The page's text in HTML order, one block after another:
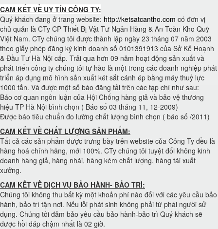
CAM KẾT VỀ UY TÍN CÔNG TY:
Quý khách đang ở trang website: http://ketsatcantho.com có đơn vị
chủ quản là CTy CP Thiết Bị Vật Tư Ngân Hàng & An Toàn Kho Quỹ
Việt Nam. CTy chúng tôi được thành lập ngày 23 tháng 07 năm 2003
theo giấy phép đăng ký kinh doanh số 0101391913 của Sở Kế Hoạnh
& Đầu Tư Hà Nội cấp. Trải qua hơn 09 năm hoạt động sản xuất và
phát triển công ty chúng tôi tự hào là một trong các doanh nghiệp phát
triển áp dụng mô hình sản xuất két sắt cánh ép bằng máy thuỷ lực
1000 tấn. Và được một số báo đăng tải trên các tạp chí như sau:
Báo cơ quan ngôn luận của Hội Chống hàng giả và bảo vệ thương
hiệu TP Hà Nội bình chọn ( Báo số 03 tháng 11, 12-2009)
Được báo tiêu chuẩn đo lường chất lượng bình chọn ( báo số /2011)
CAM KẾT VỀ CHẤT LƯỢNG SẢN PHẨM:
Tất cả các sản phẩm được trưng bày trên website của Công Ty đều là
hàng hoá chính hãng, mới 100%. CTy chúng tôi tuyệt đối không kinh
doanh hàng giả, hàng nhái, hàng kém chất lượng, hàng tái xuất
xưởng.
CAM KẾT VỀ DỊCH VỤ BẢO HÀNH- BẢO TRÌ:
Chúng tôi không thu bất kỳ một khoản phí nào đối với các yêu cầu bảo
hành, bảo trì tận nơi. Nếu lỗi phát sinh không phải từ phái người sử
dụng. Chúng tôi đảm bảo yêu cầu bảo hành-bảo trì Quý khách sẽ
được hồi đáp chậm nhất là 02 giờ.